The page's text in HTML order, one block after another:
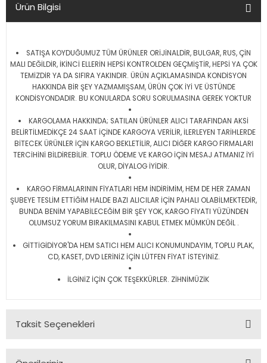
Ürün Bilgisi
SATIŞA KOYDUĞUMUZ TÜM ÜRÜNLER ORİJİNALDİR, BULGAR, RUS, ÇİN
MALI DEĞİLDİR, İKİNCİ ELLERİN HEPSİ KONTROLDEN GEÇMİŞTİR, HEPSİ YA ÇOK
TEMİZDİR YA DA SIFIRA YAKINDIR. ÜRÜN AÇIKLAMASINDA KONDİSYON
HAKKINDA BİR ŞEY YAZMAMIŞSAM, ÜRÜN ÇOK İYİ VE ÜSTÜNDE
KONDİSYONDADIR. BU KONULARDA SORU SORULMASINA GEREK YOKTUR
KARGOLAMA HAKKINDA; SATILAN ÜRÜNLER ALICI TARAFINDAN AKSİ
BELİRTİLMEDİKÇE 24 SAAT İÇİNDE KARGOYA VERİLİR, İLERLEYEN TARİHLERDE
BİTECEK ÜRÜNLER İÇİN KARGO BEKLETİLİR, ALICI DİĞER KARGO FİRMALARI
TERCİHİNİ BİLDİREBİLİR. TOPLU ÖDEME VE KARGO İÇİN MESAJ ATMANIZ İYİ
OLUR, DİYALOG İYİDİR.
KARGO FİRMALARININ FİYATLARI HEM İNDİRİMİM, HEM DE HER ZAMAN
ŞUBEYE TESLİM ETTİĞİM HALDE BAZI ALICILAR İÇİN PAHALI OLABİLMEKTEDİR,
BUNDA BENİM YAPABİLECEĞİM BİR ŞEY YOK, KARGO FİYATI YÜZÜNDEN
OLUMSUZ YORUM BIRAKILMASINI KABUL ETMEK MÜMKÜN DEĞİL .
GİTTİGİDİYOR'DA HEM SATICI HEM ALICI KONUMUNDAYIM, TOPLU PLAK,
CD, KASET, DVD LERİNİZ İÇİN LÜTFEN FİYAT İSTEYİNİZ.
İLGİNİZ İÇİN ÇOK TEŞEKKÜRLER. ZİHNİMÜZİK
Taksit Seçenekleri